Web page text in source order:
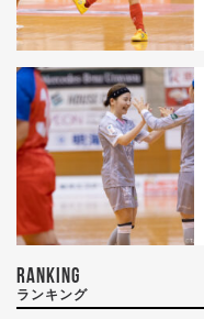
RANKING
ランキング